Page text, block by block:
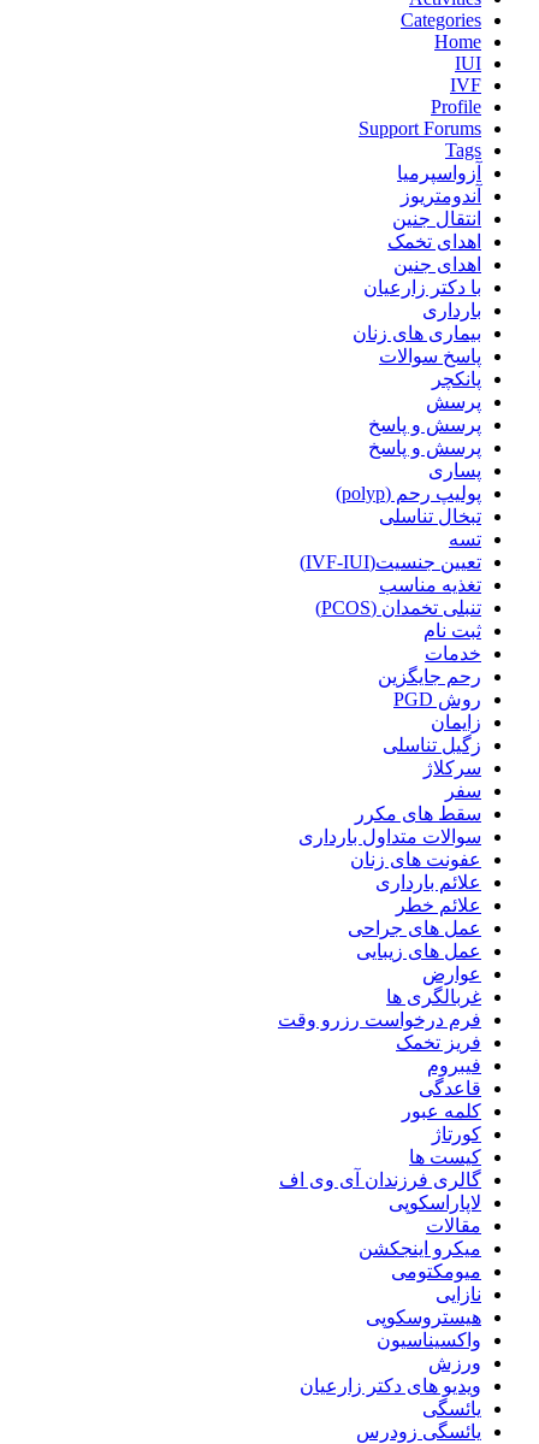
Categories
Home
IUI
IVF
Profile
Support Forums
Tags
آزواسپرمیا
آندومتریوز
انتقال جنین
اهدای تخمک
اهدای جنین
با دکتر زارعیان
بارداری
بیماری های زنان
پاسخ سوالات
پانکچر
پرسش
پرسش و پاسخ
پرسش و پاسخ
پساری
پولیپ رحم (polyp)
تبخال تناسلی
تسه
تعیین جنسیت(IVF-IUI)
تغذیه مناسب
تنبلی تخمدان (PCOS)
ثبت نام
خدمات
رحم جایگزین
روش PGD
زایمان
زگیل تناسلی
سرکلاژ
سفر
سقط های مکرر
سوالات متداول بارداری
عفونت های زنان
علائم بارداری
علائم خطر
عمل های جراحی
عمل های زیبایی
عوارض
غربالگری ها
فرم درخواست رزرو وقت
فریز تخمک
فیبروم
قاعدگی
کلمه عبور
کورتاژ
کیست ها
گالری فرزندان آی وی اف
لاپاراسکوپی
مقالات
میکرو اینجکشن
میومکتومی
نازایی
هیستروسکوپی
واکسیناسیون
ورزش
ویدیو های دکتر زارعیان
یائسگی
یائسگی زودرس